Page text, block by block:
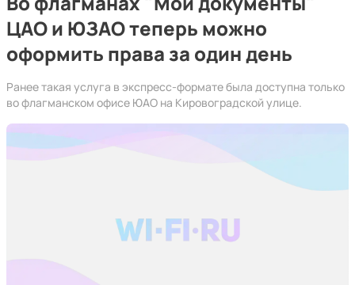
ЦАО и ЮЗАО теперь можно
оформить права за один день
Ранее такая услуга в экспресс-формате была доступна только
во флагманском офисе ЮАО на Кировоградской улице.